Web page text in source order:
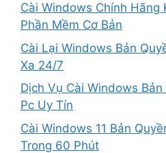
Cài Windows Chính Hãng
Phần Mềm Cơ Bản
Cài Lại Windows Bản
Xa 24/7
Dịch Vụ Cài Windows
Pc Uy Tín
Cài Windows 11 Bản
Trong 60 Phút